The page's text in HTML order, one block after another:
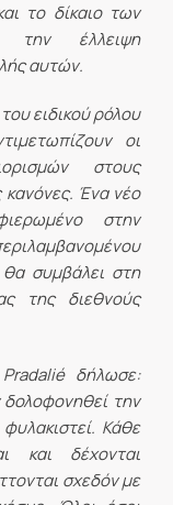
το δίκαιο των
την έλλειψη
αυτών.
ειδικού ρόλου
οι
στους
Ένα νέο
στην
θα συμβάλει στη
της διεθνούς
δήλωσε:
δολοφονηθεί την
Κάθε
και δέχονται
σχεδόν με